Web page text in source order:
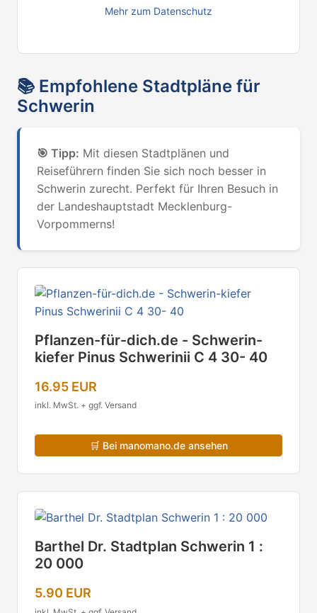
Mehr zum Datenschutz
📚 Empfohlene Stadtpläne für
Schwerin
🎯 Tipp: Mit diesen Stadtplänen und
Reiseführern finden Sie sich noch besser in
Schwerin zurecht. Perfekt für Ihren Besuch in
der Landeshauptstadt Mecklenburg-
Vorpommerns!
Pflanzen-für-dich.de - Schwerin-
kiefer Pinus Schwerinii C 4 30- 40
16.95 EUR
inkl. MwSt. + ggf. Versand
🛒 Bei manomano.de ansehen
Barthel Dr. Stadtplan Schwerin 1 :
20 000
5.90 EUR